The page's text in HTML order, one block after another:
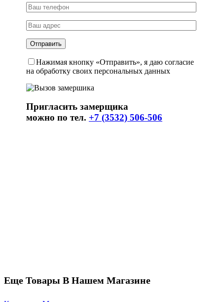
Нажимая кнопку «Отправить», я даю согласие
на обработку своих персональных данных
Пригласить замерщика
можно по тел. +7 (3532) 506-506
Еще Товары В Нашем Магазине